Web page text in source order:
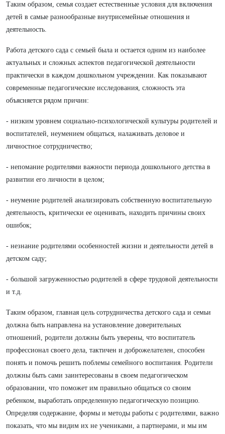
Таким образом, семья создает естественные условия для включения
детей в самые разнообразные внутрисемейные отношения и
деятельность.
Работа детского сада с семьей была и остается одним из наиболее
актуальных и сложных аспектов педагогической деятельности
практически в каждом дошкольном учреждении. Как показывают
современные педагогические исследования, сложность эта
объясняется рядом причин:
- низким уровнем социально-психологической культуры родителей и
воспитателей, неумением общаться, налаживать деловое и
личностное сотрудничество;
- непомание родителями важности периода дошкольного детства в
развитии его личности в целом;
- неумение родителей анализировать собственную воспитательную
деятельность, критически ее оценивать, находить причины своих
ошибок;
- незнание родителями особенностей жизни и деятельности детей в
детском саду;
- большой загруженностью родителей в сфере трудовой деятельности
и т.д.
Таким образом, главная цель сотрудничества детского сада и семьи
должна быть направлена на установление доверительных
отношений, родители должны быть уверены, что воспитатель
профессионал своего дела, тактичен и доброжелателен, способен
понять и помочь решить поблемы семейного воспитания. Родители
должны быть сами заинтересованы в своем педагогическом
образовании, что поможет им правильно общаться со своим
ребенком, выработать определенную педагогическую позицию.
Определяя содержание, формы и методы работы с родителями, важно
показать, что мы видим их не учениками, а партнерами, и мы им